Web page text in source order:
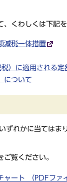
くわしくは下記
減税一体措置
）に適用される
について
れかに当てはま
覧ください。
ャート （PDFファ